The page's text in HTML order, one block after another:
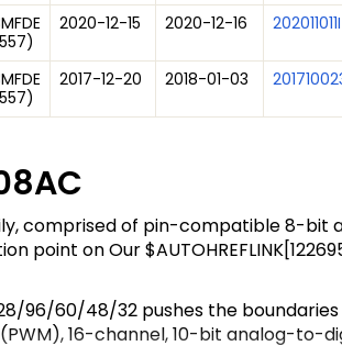
)
2020-12-15 2020-12-16 202011011I
)
2017-12-20 2018-01-03
comprised of pin-compatible 8-bit
point on Our
96/60/48/32 pushes the
16-channel, 10-bit analog-to-